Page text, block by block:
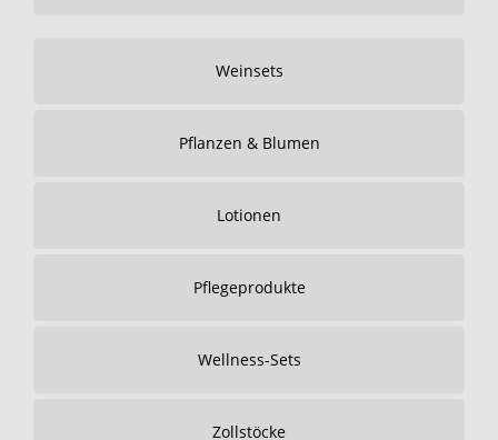
Weinsets
Pflanzen & Blumen
Lotionen
Pflegeprodukte
Wellness-Sets
Zollstöcke